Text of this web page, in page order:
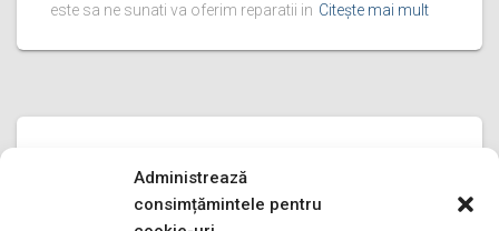
Administrează
consimțămintele pentru
este sa ne sunati va oferim reparatii in Citește mai mult
reparatii frigidere Beko PRAHOVA